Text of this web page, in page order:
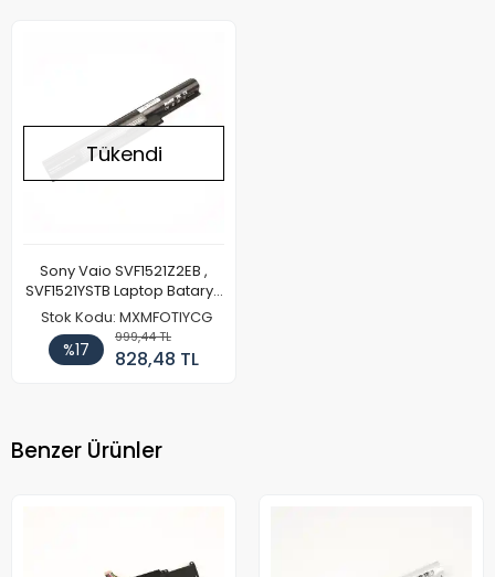
Tükendi
Sony Vaio SVF1521Z2EB ,
SVF1521YSTB Laptop Batarya
Pil
Stok Kodu: MXMFOTIYCG
%17
999,44 TL
828,48 TL
Benzer Ürünler